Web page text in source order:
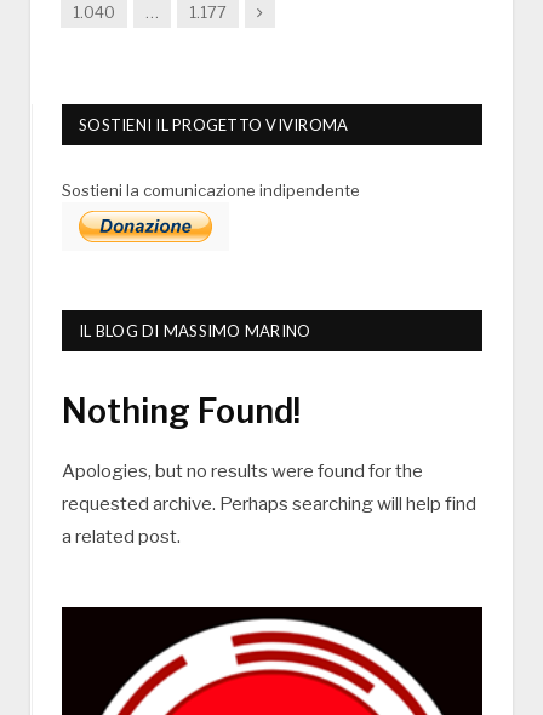
1.040
… 1.177 Next
SOSTIENI IL PROGETTO VIVIROMA
Sostieni la comunicazione indipendente
IL BLOG DI MASSIMO MARINO
Nothing Found!
Apologies, but no results were found for the
requested archive. Perhaps searching will help find
a related post.